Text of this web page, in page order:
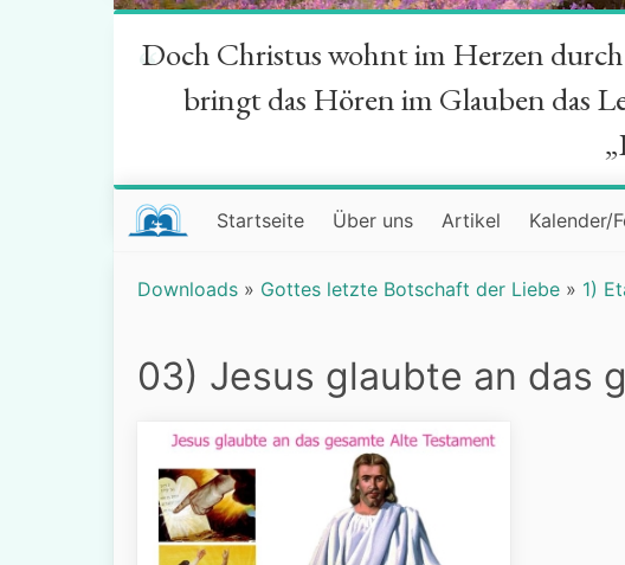
“
Doch Christus wohnt im Herzen
bringt das Hören im Glauben das
Startseite Über uns Artikel Kalender/
Downloads » Gottes letzte Botschaft der Liebe » 1)
03) Jesus glaubte an das